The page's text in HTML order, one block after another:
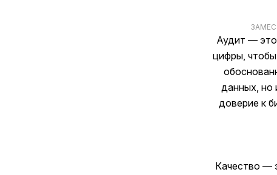
Аудит — это
цифры,
данных, но
доверие к
Качество —